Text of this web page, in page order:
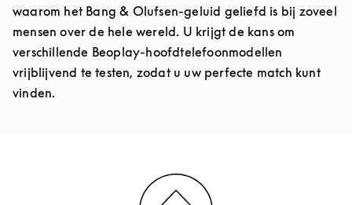
waarom het Bang & Olufsen-geluid geliefd is bij zoveel
mensen over de hele wereld. U krijgt de kans om
verschillende Beoplay-hoofdtelefoonmodellen
vrijblijvend te testen, zodat u uw perfecte match kunt
vinden.